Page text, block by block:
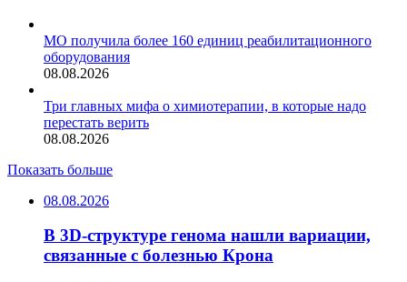
МО получила более 160 единиц реабилитационного
оборудования
08.08.2026
Три главных мифа о химиотерапии, в которые надо
перестать верить
08.08.2026
Показать больше
08.08.2026
В 3D-структуре генома нашли вариации,
связанные с болезнью Крона